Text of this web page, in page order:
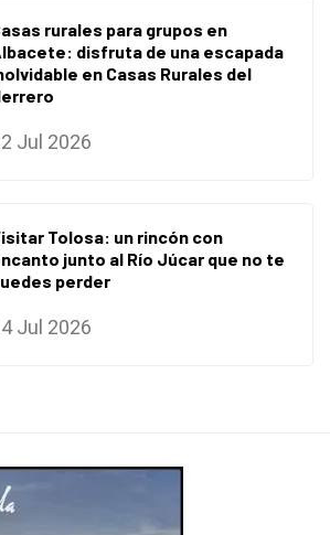
rurales para grupos en
disfruta de una escapada
en Casas Rurales del
Jul 2026
Tolosa: un rincón con
junto al Río Júcar que no te
perder
Jul 2026